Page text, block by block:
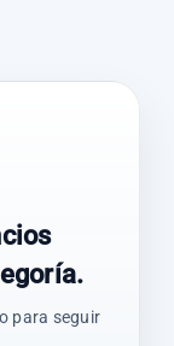
para seguir